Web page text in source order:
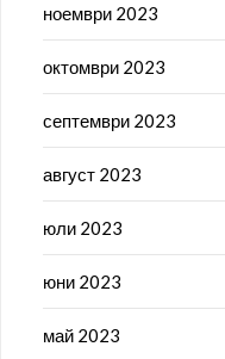
ноември 2023
октомври 2023
септември 2023
август 2023
юли 2023
юни 2023
май 2023